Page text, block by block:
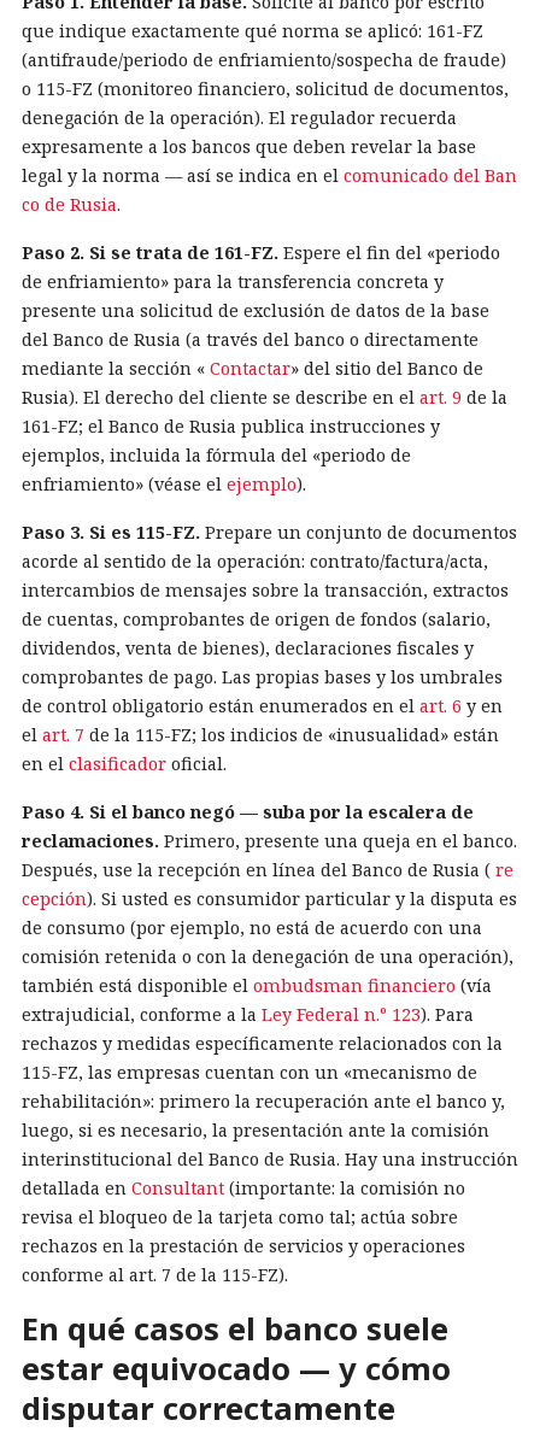
que indique exactamente qué norma se aplicó: 161-FZ
(antifraude/periodo de enfriamiento/sospecha de fraude)
o 115-FZ (monitoreo financiero, solicitud de documentos,
denegación de la operación). El regulador recuerda
expresamente a los bancos que deben revelar la base
legal y la norma — así se indica en el comunicado del Ban
co de Rusia.
Paso 2. Si se trata de 161-FZ. Espere el fin del «periodo
de enfriamiento» para la transferencia concreta y
presente una solicitud de exclusión de datos de la base
del Banco de Rusia (a través del banco o directamente
mediante la sección « Contactar» del sitio del Banco de
Rusia). El derecho del cliente se describe en el art. 9 de la
161-FZ; el Banco de Rusia publica instrucciones y
ejemplos, incluida la fórmula del «periodo de
enfriamiento» (véase el ejemplo).
Paso 3. Si es 115-FZ. Prepare un conjunto de documentos
acorde al sentido de la operación: contrato/factura/acta,
intercambios de mensajes sobre la transacción, extractos
de cuentas, comprobantes de origen de fondos (salario,
dividendos, venta de bienes), declaraciones fiscales y
comprobantes de pago. Las propias bases y los umbrales
de control obligatorio están enumerados en el art. 6 y en
el art. 7 de la 115-FZ; los indicios de «inusualidad» están
en el clasificador oficial.
Paso 4. Si el banco negó — suba por la escalera de
reclamaciones. Primero, presente una queja en el banco.
Después, use la recepción en línea del Banco de Rusia ( re
cepción). Si usted es consumidor particular y la disputa es
de consumo (por ejemplo, no está de acuerdo con una
comisión retenida o con la denegación de una operación),
también está disponible el ombudsman financiero (vía
extrajudicial, conforme a la Ley Federal n.º 123). Para
rechazos y medidas específicamente relacionados con la
115-FZ, las empresas cuentan con un «mecanismo de
rehabilitación»: primero la recuperación ante el banco y,
luego, si es necesario, la presentación ante la comisión
interinstitucional del Banco de Rusia. Hay una instrucción
detallada en Consultant (importante: la comisión no
revisa el bloqueo de la tarjeta como tal; actúa sobre
rechazos en la prestación de servicios y operaciones
conforme al art. 7 de la 115-FZ).
En qué casos el banco suele
estar equivocado — y cómo
disputar correctamente